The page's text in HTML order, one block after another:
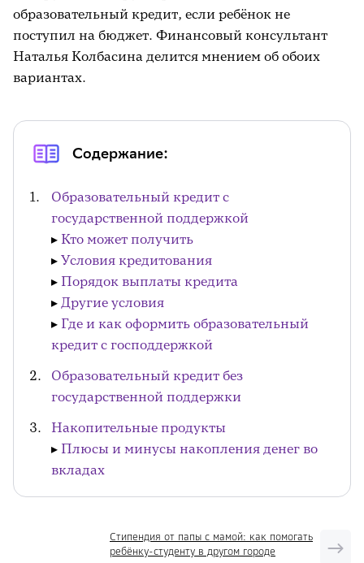
образовательный кредит, если ребёнок не
поступил на бюджет. Финансовый консультант
Наталья Колбасина делится мнением об обоих
вариантах.
Содержание:
Образовательный кредит с
государственной поддержкой
▸ Кто может получить
▸ Условия кредитования
▸ Порядок выплаты кредита
▸ Другие условия
▸ Где и как оформить образовательный
кредит с господдержкой
Образовательный кредит без
государственной поддержки
Накопительные продукты
▸ Плюсы и минусы накопления денег во
вкладах
Стипендия от папы с мамой: как помогать
ребёнку-студенту в другом городе